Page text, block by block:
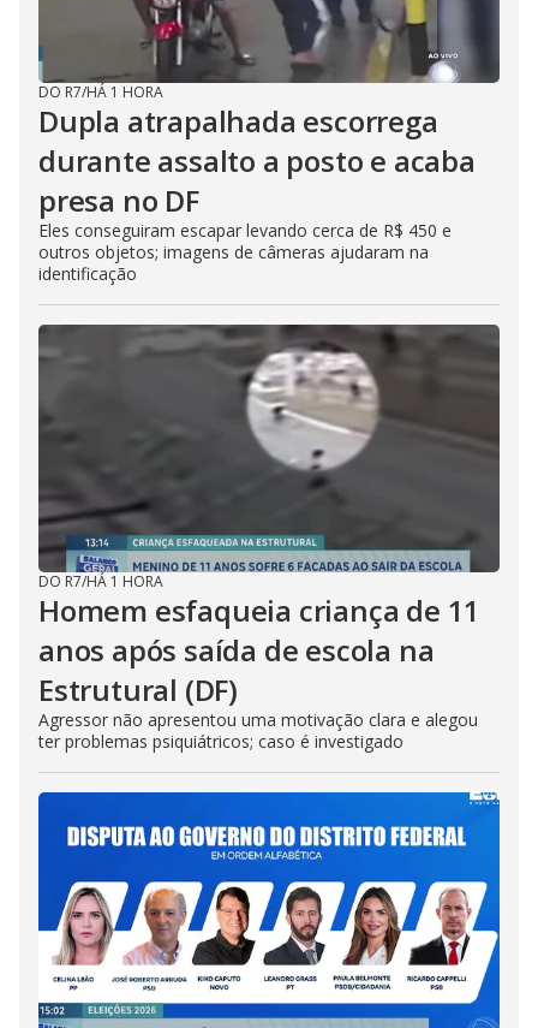
DO R7/HÁ 1 HORA
Dupla atrapalhada escorrega
durante assalto a posto e acaba
presa no DF
Eles conseguiram escapar levando cerca de R$ 450 e
outros objetos; imagens de câmeras ajudaram na
identificação
DO R7/HÁ 1 HORA
Homem esfaqueia criança de 11
anos após saída de escola na
Estrutural (DF)
Agressor não apresentou uma motivação clara e alegou
ter problemas psiquiátricos; caso é investigado